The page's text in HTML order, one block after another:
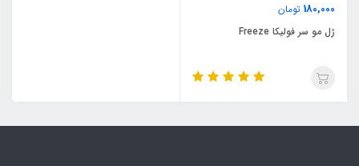
180,000 تومان
ژل مو سر فولیکا Freeze